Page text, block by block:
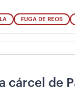
FUGA DE REOS
cárcel de